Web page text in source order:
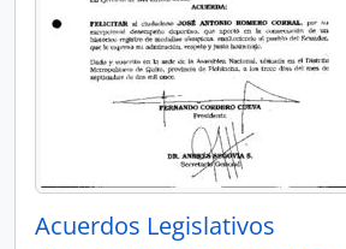
Acuerdos Legislativos